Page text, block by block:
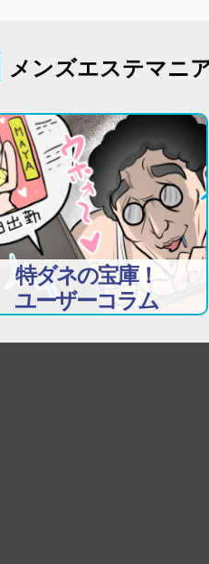
メンズエステマニ
特ダネの宝庫！
ユーザーコラム